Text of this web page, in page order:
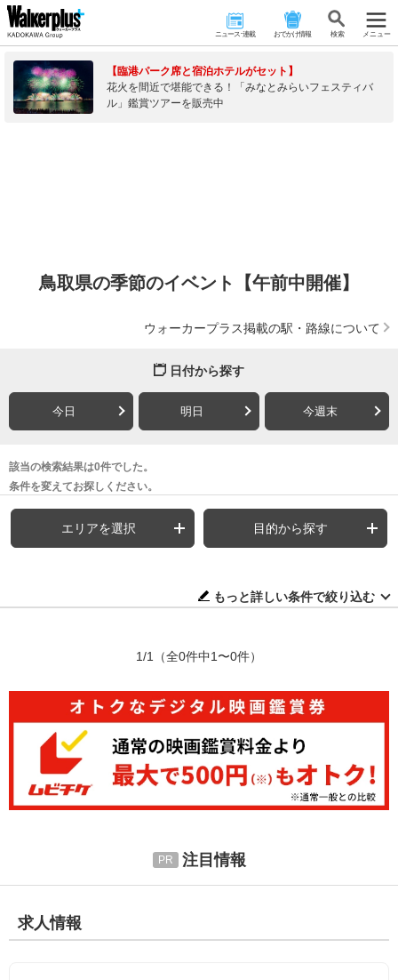
ニュース･連載 おでかけ情報 検 索 メニュー
【臨港パーク席と宿泊ホテルがセット】
花火を間近で堪能できる！「みなとみらいフェスティバ
ル」鑑賞ツアーを販売中
鳥取県の季節のイベント【午前中開催】
ウォーカープラス掲載の駅・路線について
日付から探す
今日 明日 今週末
該当の検索結果は0件でした。
条件を変えてお探しください。
エリアを選択 目的から探す
もっと詳しい条件で絞り込む
1/1 （全0件中1〜0件）
注目情報
求人情報